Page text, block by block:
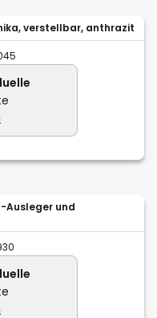
verstellbar, anthrazit
Ausleger und